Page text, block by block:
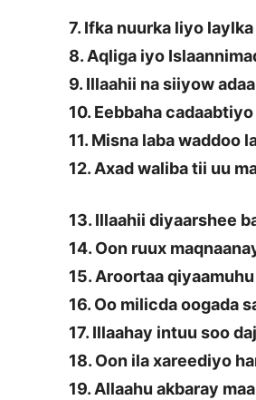
7. Ifka nuurka liyo
8. Aqliga iyo
9. Illaahii na siiyow
10. Eebbaha
11. Misna laba waddoo
12. Axad waliba tii uu
13. Illaahii diyaarshee
14. Oon ruux
15. Aroortaa
16. Oo milicda oogada
17. Illaahay intuu soo
18. Oon ila xareediyo
19. Allaahu akbaray